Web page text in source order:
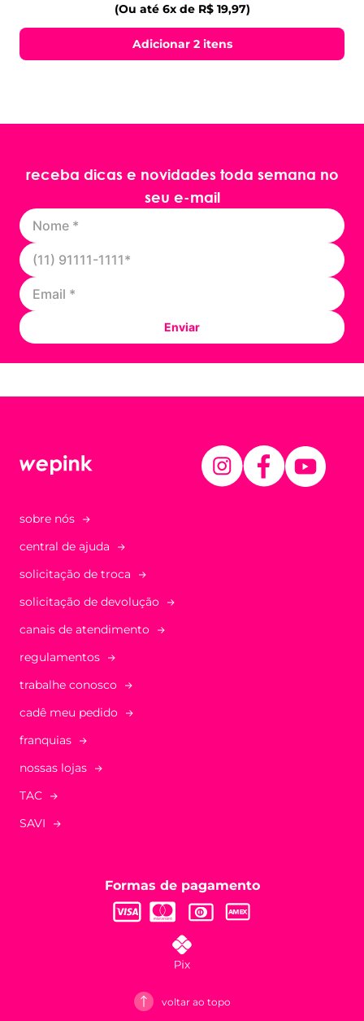
(Ou até 6x de R$ 19,97)
Adicionar 2 itens
receba dicas e novidades toda semana no
seu e-mail
Enviar
sobre nós
central de ajuda
solicitação de troca
solicitação de devolução
canais de atendimento
regulamentos
trabalhe conosco
cadê meu pedido
franquias
nossas lojas
TAC
SAVI
Formas de pagamento
voltar ao topo